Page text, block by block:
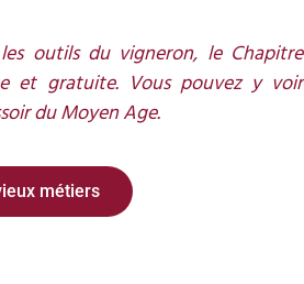
outils du vigneron, le Chapitre
et gratuite. Vous pouvez y voir
du Moyen Age.
métiers